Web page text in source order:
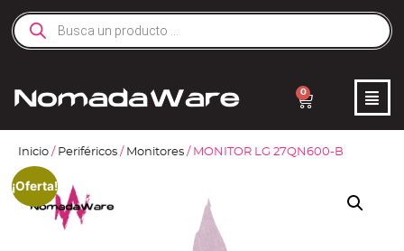
0
Inicio / Periféricos / Monitores / MONITOR LG 27QN600-B
¡Oferta!